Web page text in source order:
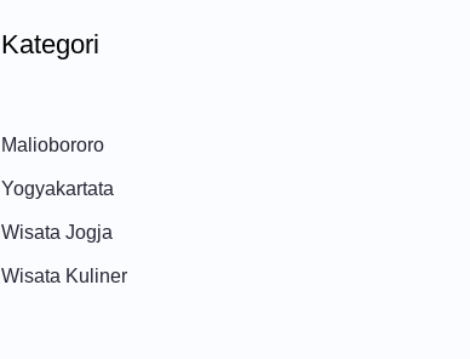
Kategori
Maliobororo
Yogyakartata
Wisata Jogja
Wisata Kuliner